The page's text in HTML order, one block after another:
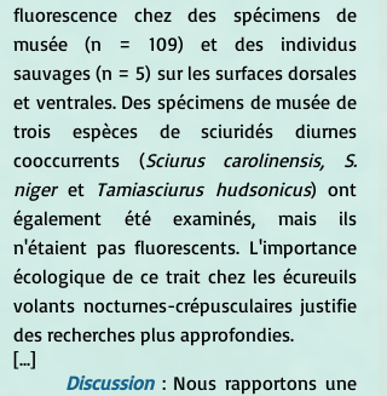
fluorescence chez des spécimens de
musée (n = 109) et des individus
sauvages (n = 5) sur les surfaces dorsales
et ventrales. Des spécimens de musée de
trois espèces de sciuridés diurnes
cooccurrents (Sciurus carolinensis, S.
niger et Tamiasciurus hudsonicus) ont
également été examinés, mais ils
n'étaient pas fluorescents. L'importance
écologique de ce trait chez les écureuils
volants nocturnes-crépusculaires justifie
des recherches plus approfondies.
[...]
Discussion : Nous rapportons une